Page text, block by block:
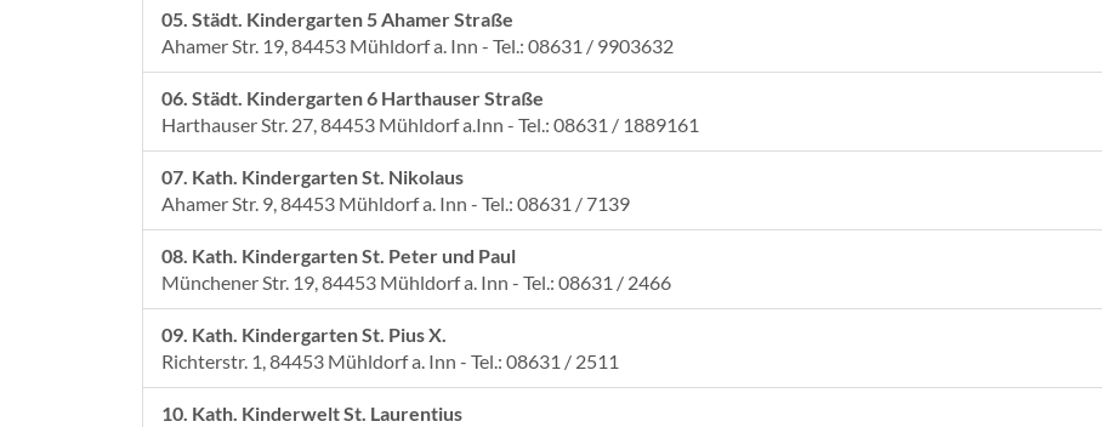
05. Städt. Kindergarten 5 Ahamer Straße
Ahamer Str. 19, 84453 Mühldorf a. Inn - Tel.: 08631 / 9903632
06. Städt. Kindergarten 6 Harthauser Straße
Harthauser Str. 27, 84453 Mühldorf a.Inn - Tel.: 08631 / 1889161
07. Kath. Kindergarten St. Nikolaus
Ahamer Str. 9, 84453 Mühldorf a. Inn - Tel.: 08631 / 7139
08. Kath. Kindergarten St. Peter und Paul
Münchener Str. 19, 84453 Mühldorf a. Inn - Tel.: 08631 / 2466
09. Kath. Kindergarten St. Pius X.
Richterstr. 1, 84453 Mühldorf a. Inn - Tel.: 08631 / 2511
10. Kath. Kinderwelt St. Laurentius